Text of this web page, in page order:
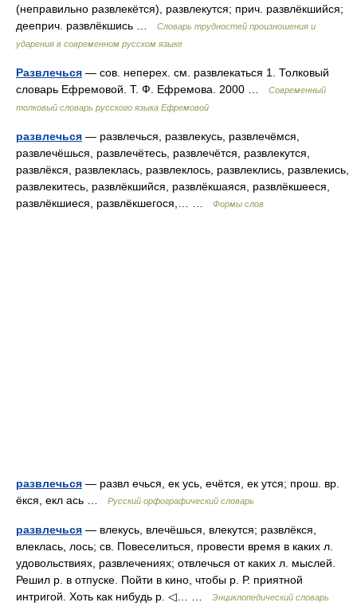
(неправильно развлекётся), развлекутся; прич. развлёкшийся;
дееприч. развлёкшись …
Словарь трудностей произношения и
ударения в современном русском языке
Развлечься — сов. неперех. см. развлекаться 1. Толковый
словарь Ефремовой. Т. Ф. Ефремова. 2000 …
Современный
толковый словарь русского языка Ефремовой
развлечься — развлечься, развлекусь, развлечёмся,
развлечёшься, развлечётесь, развлечётся, развлекутся,
развлёкся, развлеклась, развлеклось, развлеклись, развлекись,
развлекитесь, развлёкшийся, развлёкшаяся, развлёкшееся,
развлёкшиеся, развлёкшегося,… …
Формы слов
развлечься — развл ечься, ек усь, ечётся, ек утся; прош. вр.
ёкся, екл ась …
Русский орфографический словарь
развлечься — влекусь, влечёшься, влекутся; развлёкся,
влеклась, лось; св. Повеселиться, провести время в каких л.
удовольствиях, развлечениях; отвлечься от каких л. мыслей.
Решил р. в отпуске. Пойти в кино, чтобы р. Р. приятной
интригой. Хоть как нибудь р. ◁… …
Энциклопедический словарь